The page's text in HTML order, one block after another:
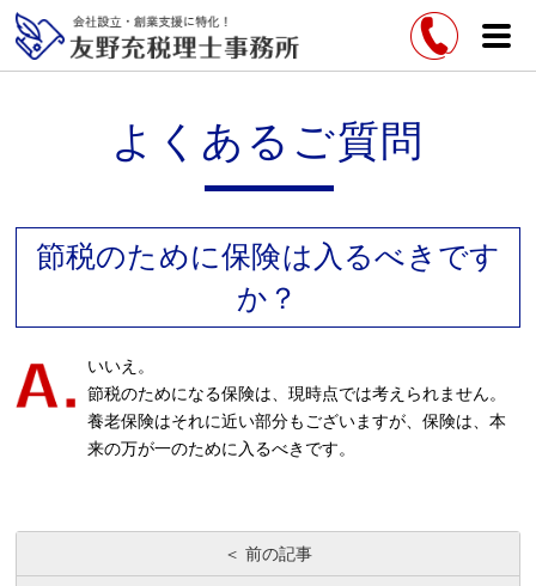
よくあるご質問
節税のために保険は入るべきです
か？
いいえ。
節税のためになる保険は、現時点では考えられません。
養老保険はそれに近い部分もございますが、保険は、本
来の万が一のために入るべきです。
＜ 前の記事